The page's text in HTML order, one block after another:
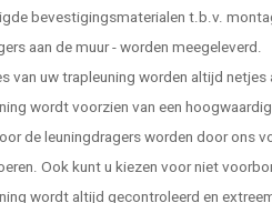
bevestigingsmaterialen t.b.v.
aan de muur - worden meegeleverd.
van uw trapleuning worden altijd
wordt voorzien van een
de leuningdragers worden door ons
Ook kunt u kiezen voor niet
wordt altijd gecontroleerd en